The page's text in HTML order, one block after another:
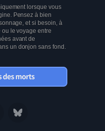
lorsque vous
Pensez à bien
et si besoin, à
le voyage entre
avant de
un donjon sans fond.